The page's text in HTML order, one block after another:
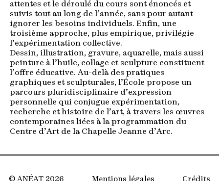
attentes et le déroulé du cours sont énoncés et
suivis tout au long de l’année, sans pour autant
ignorer les besoins individuels. Enfin, une
troisième approche, plus empirique, privilégie
l’expérimentation collective.
Dessin, illustration, gravure, aquarelle, mais aussi
peinture à l’huile, collage et sculpture constituent
l’offre éducative. Au-delà des pratiques
graphiques et sculpturales, l’École propose un
parcours pluridisciplinaire d’expression
personnelle qui conjugue expérimentation,
recherche et histoire de l’art, à travers les œuvres
contemporaines liées à la programmation du
Centre d’Art de la Chapelle Jeanne d’Arc.